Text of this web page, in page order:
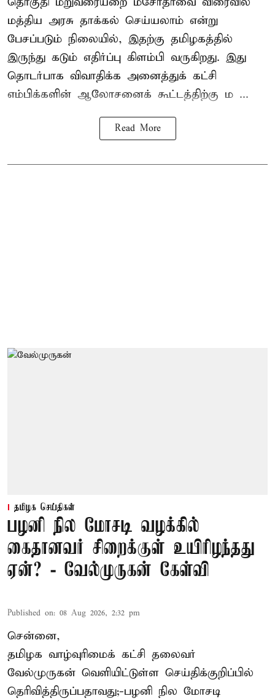
மத்திய அரசு தாக்கல் செய்யலாம் என்று
பேசப்படும் நிலையில், இதற்கு தமிழகத்தில்
இருந்து கடும் எதிர்ப்பு கிளம்பி வருகிறது. இது
தொடர்பாக விவாதிக்க அனைத்துக் கட்சி
எம்பிக்களின் ஆலோசனைக் கூட்டத்திற்கு ம ...
Read More
தமிழக செய்திகள்
பழனி நில மோசடி வழக்கில்
கைதானவர் சிறைக்குள் உயிரிழந்தது
ஏன்? - வேல்முருகன் கேள்வி
Published on: 08 Aug 2026, 2:32 pm
சென்னை,
தமிழக வாழ்வுரிமைக் கட்சி தலைவர்
வேல்முருகன் வெளியிட்டுள்ள செய்திக்குறிப்பில்
தெரிவித்திருப்பதாவது;-பழனி நில மோசடி